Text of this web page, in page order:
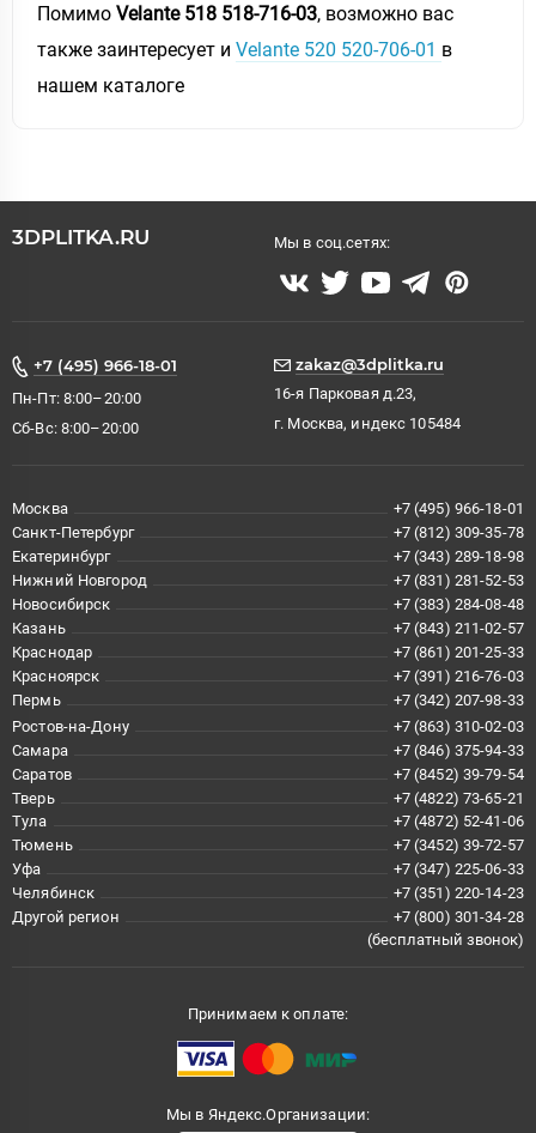
Помимо Velante 518 518-716-03, возможно вас
также заинтересует и Velante 520 520-706-01 в
нашем каталоге
3DPLITKA.RU Мы в соц.сетях:
+7 (495) 966-18-01
Пн-Пт: 8:00–20:00
Сб-Вс: 8:00–20:00
zakaz@3dplitka.ru
16-я Парковая д.23,
г. Москва, индекс 105484
Москва
+7 (495) 966-18-01
Санкт-Петербург
+7 (812) 309-35-78
Екатеринбург
+7 (343) 289-18-98
Нижний Новгород
+7 (831) 281-52-53
Новосибирск
+7 (383) 284-08-48
Казань
+7 (843) 211-02-57
Краснодар
+7 (861) 201-25-33
Красноярск
+7 (391) 216-76-03
Пермь
+7 (342) 207-98-33
Ростов-на-Дону
+7 (863) 310-02-03
Самара
+7 (846) 375-94-33
Саратов
+7 (8452) 39-79-54
Тверь
+7 (4822) 73-65-21
Тула
+7 (4872) 52-41-06
Тюмень
+7 (3452) 39-72-57
Уфа
+7 (347) 225-06-33
Челябинск
+7 (351) 220-14-23
Другой регион
+7 (800) 301-34-28
(бесплатный звонок)
Принимаем к оплате:
Мы в Яндекс.Организации: